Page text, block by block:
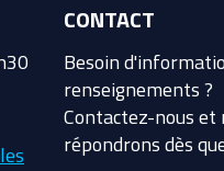
CONTACT
Besoin
renseignements ?
Contactez-nous et
répondrons dès